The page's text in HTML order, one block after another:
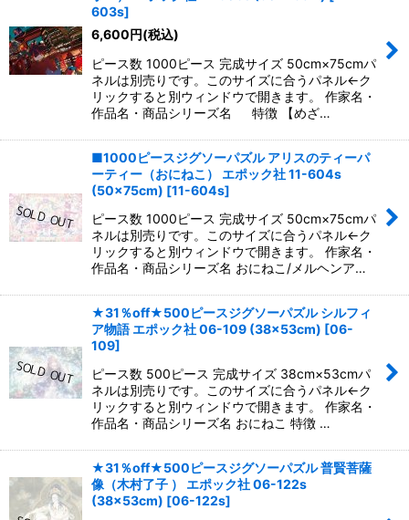
603s]
6,600円(税込)
ピース数 1000ピース 完成サイズ 50cm×75cmパ
ネルは別売りです。このサイズに合うパネル←ク
リックすると別ウィンドウで開きます。 作家名・
作品名・商品シリーズ名 特徴 【めざ…
■1000ピースジグソーパズル アリスのティーパ
ーティー（おにねこ） エポック社 11-604s
(50×75cm) [11-604s]
ピース数 1000ピース 完成サイズ 50cm×75cmパ
ネルは別売りです。このサイズに合うパネル←ク
リックすると別ウィンドウで開きます。 作家名・
作品名・商品シリーズ名 おにねこ/メルヘンア…
★31％off★500ピースジグソーパズル シルフィ
ア物語 エポック社 06-109 (38×53cm) [06-
109]
ピース数 500ピース 完成サイズ 38cm×53cmパ
ネルは別売りです。このサイズに合うパネル←ク
リックすると別ウィンドウで開きます。 作家名・
作品名・商品シリーズ名 おにねこ 特徴 …
★31％off★500ピースジグソーパズル 普賢菩薩
像（木村了子 ） エポック社 06-122s
(38×53cm) [06-122s]